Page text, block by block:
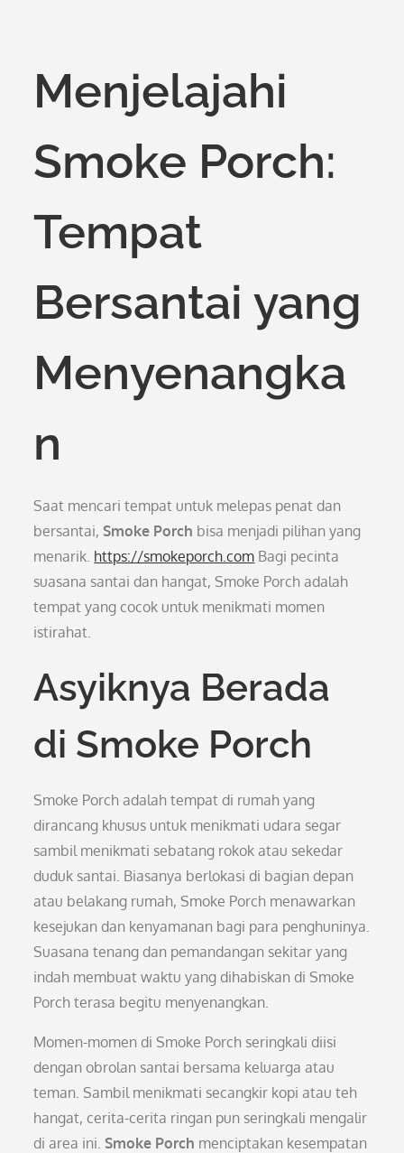
Menjelajahi
Smoke Porch:
Tempat
Bersantai yang
Menyenangka
n
Saat mencari tempat untuk melepas penat dan
bersantai, Smoke Porch bisa menjadi pilihan yang
menarik. https://smokeporch.com Bagi pecinta
suasana santai dan hangat, Smoke Porch adalah
tempat yang cocok untuk menikmati momen
istirahat.
Asyiknya Berada
di Smoke Porch
Smoke Porch adalah tempat di rumah yang
dirancang khusus untuk menikmati udara segar
sambil menikmati sebatang rokok atau sekedar
duduk santai. Biasanya berlokasi di bagian depan
atau belakang rumah, Smoke Porch menawarkan
kesejukan dan kenyamanan bagi para penghuninya.
Suasana tenang dan pemandangan sekitar yang
indah membuat waktu yang dihabiskan di Smoke
Porch terasa begitu menyenangkan.
Momen-momen di Smoke Porch seringkali diisi
dengan obrolan santai bersama keluarga atau
teman. Sambil menikmati secangkir kopi atau teh
hangat, cerita-cerita ringan pun seringkali mengalir
di area ini. Smoke Porch menciptakan kesempatan